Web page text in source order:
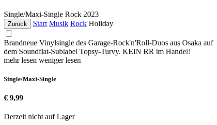
Single/Maxi-Single Rock 2023
Zurück Start Musik Rock Holiday
Brandneue Vinylsingle des Garage-Rock'n'Roll-Duos aus Osaka auf
dem Soundflat-Sublabel Topsy-Turvy. KEIN RR im Handel!
mehr lesen weniger lesen
Single/Maxi-Single
€ 9,99
Derzeit nicht auf Lager